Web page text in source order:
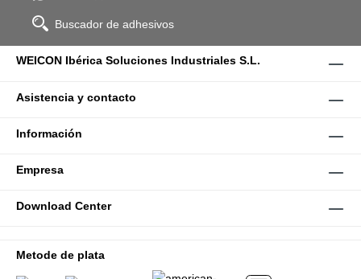
Buscador de adhesivos
WEICON Ibérica Soluciones Industriales S.L.
Asistencia y contacto
Información
Empresa
Download Center
Metode de plata